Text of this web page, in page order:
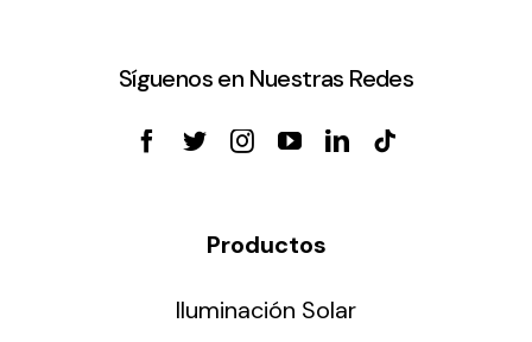
Síguenos en Nuestras Redes
Productos
Iluminación Solar